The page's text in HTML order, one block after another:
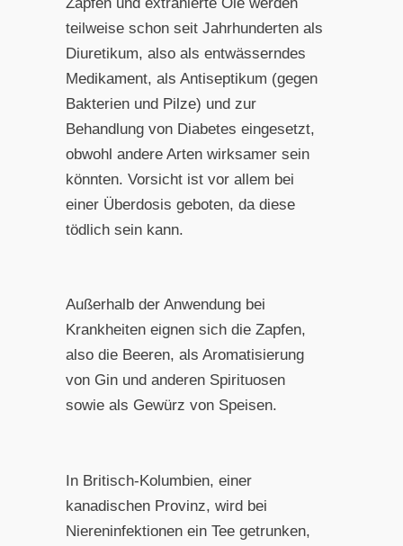
teilweise schon seit Jahrhunderten als
Diuretikum, also als entwässerndes
Medikament, als Antiseptikum (gegen
Bakterien und Pilze) und zur
Behandlung von Diabetes eingesetzt,
obwohl andere Arten wirksamer sein
könnten. Vorsicht ist vor allem bei
einer Überdosis geboten, da diese
tödlich sein kann.
Außerhalb der Anwendung bei
Krankheiten eignen sich die Zapfen,
also die Beeren, als Aromatisierung
von Gin und anderen Spirituosen
sowie als Gewürz von Speisen.
In Britisch-Kolumbien, einer
kanadischen Provinz, wird bei
Niereninfektionen ein Tee getrunken,